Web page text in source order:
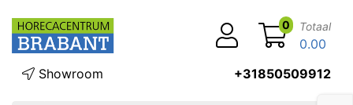
Showroom +31850509912
0 Totaal
0.00